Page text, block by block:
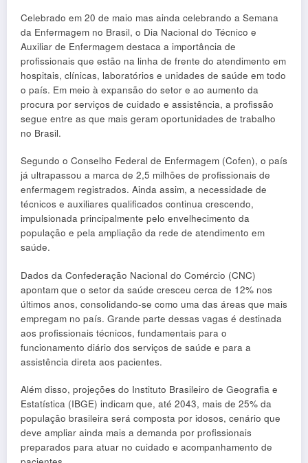
Celebrado em 20 de maio mas ainda celebrando a Semana
da Enfermagem no Brasil, o Dia Nacional do Técnico e
Auxiliar de Enfermagem destaca a importância de
profissionais que estão na linha de frente do atendimento em
hospitais, clínicas, laboratórios e unidades de saúde em todo
o país. Em meio à expansão do setor e ao aumento da
procura por serviços de cuidado e assistência, a profissão
segue entre as que mais geram oportunidades de trabalho
no Brasil.
Segundo o Conselho Federal de Enfermagem (Cofen), o país
já ultrapassou a marca de 2,5 milhões de profissionais de
enfermagem registrados. Ainda assim, a necessidade de
técnicos e auxiliares qualificados continua crescendo,
impulsionada principalmente pelo envelhecimento da
população e pela ampliação da rede de atendimento em
saúde.
Dados da Confederação Nacional do Comércio (CNC)
apontam que o setor da saúde cresceu cerca de 12% nos
últimos anos, consolidando-se como uma das áreas que mais
empregam no país. Grande parte dessas vagas é destinada
aos profissionais técnicos, fundamentais para o
funcionamento diário dos serviços de saúde e para a
assistência direta aos pacientes.
Além disso, projeções do Instituto Brasileiro de Geografia e
Estatística (IBGE) indicam que, até 2043, mais de 25% da
população brasileira será composta por idosos, cenário que
deve ampliar ainda mais a demanda por profissionais
preparados para atuar no cuidado e acompanhamento de